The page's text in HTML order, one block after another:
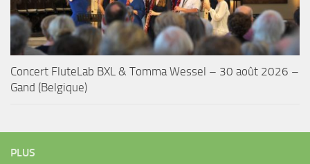
Concert FluteLab BXL & Tomma Wessel – 30 août 2026 –
Gand (Belgique)
PLUS